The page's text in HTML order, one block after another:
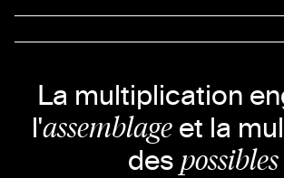
La multiplication
l'assemblage et la
des possibles